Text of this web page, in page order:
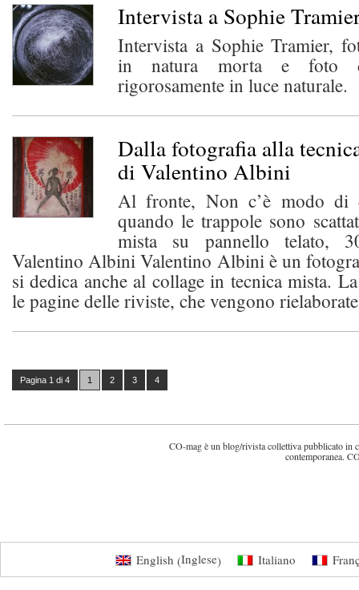
Intervista a Sophie
Intervista a Sophie Tramier,
in natura morta e foto
rigorosamente in luce naturale.
Dalla fotografia alla
di Valentino Albini
Al fronte, Non c’è modo di
quando le trappole sono
mista su pannello telato,
Valentino Albini Valentino Albini è un
si dedica anche al collage in tecnica mista.
le pagine delle riviste, che vengono
Pagina 1 di 4 1 2 3 4
CO-mag è un blog/rivista collettiva pubblicato in
contemporanea.
English (Inglese) Italiano